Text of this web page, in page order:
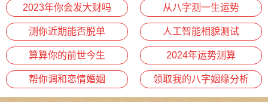
2023年你会发大财吗 从八字测一生运势
测你近期能否脱单 人工智能相貌测试
算算你的前世今生 2024年运势测算
帮你调和恋情婚姻 领取我的八字姻缘分析